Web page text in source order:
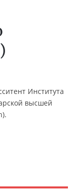
Института
высшей